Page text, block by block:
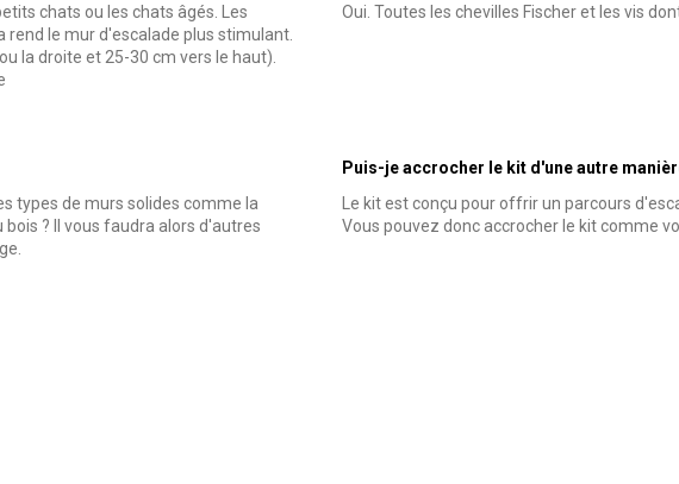
chats ou les chats âgés. Les
le mur d'escalade plus stimulant.
la droite et 25-30 cm vers le haut).
Oui. Toutes les chevilles Fischer et les vis
types de murs solides comme la
? Il vous faudra alors d'autres
Puis-je accrocher le kit d'une autre
Le kit est conçu pour offrir un parcours
Vous pouvez donc accrocher le kit comme